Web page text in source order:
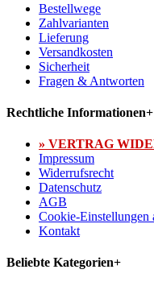
Bestellwege
Zahlvarianten
Lieferung
Versandkosten
Sicherheit
Fragen & Antworten
Rechtliche Informationen+
» VERTRAG
Impressum
Widerrufsrecht
Datenschutz
AGB
Cookie-Einstellungen
Kontakt
Beliebte Kategorien+